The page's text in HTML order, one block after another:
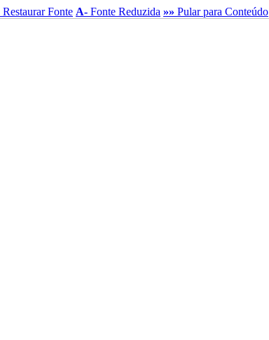
Restaurar Fonte A- Fonte Reduzida »» Pular para Conteúdo